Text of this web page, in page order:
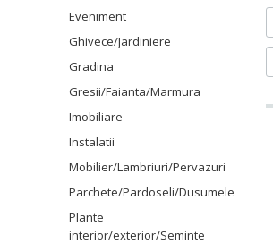
Eveniment
Ghivece/Jardiniere
Gradina
Gresii/Faianta/Marmura
Imobiliare
Instalatii
Mobilier/Lambriuri/Pervazuri
Parchete/Pardoseli/Dusumele
Plante
interior/exterior/Seminte